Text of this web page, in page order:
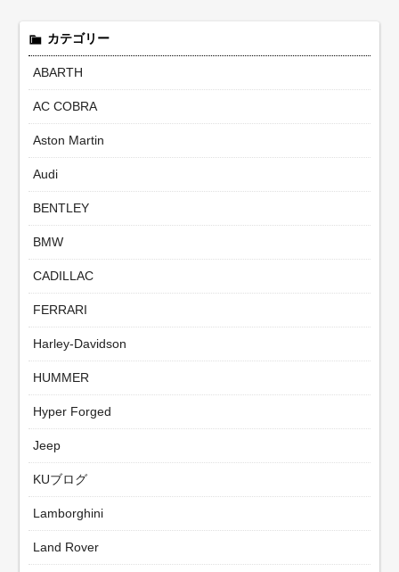
カテゴリー
ABARTH
AC COBRA
Aston Martin
Audi
BENTLEY
BMW
CADILLAC
FERRARI
Harley-Davidson
HUMMER
Hyper Forged
Jeep
KUブログ
Lamborghini
Land Rover